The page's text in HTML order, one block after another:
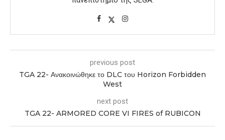
previous post
TGA 22- Ανακοινώθηκε το DLC του Horizon Forbidden
West
next post
TGA 22- ARMORED CORE VI FIRES of RUBICON